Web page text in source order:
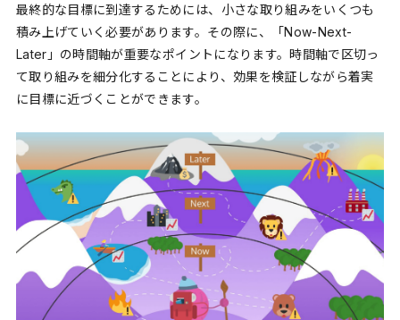
最終的な目標に到達するためには、小さな取り組みをいくつも
積み上げていく必要があります。その際に、「Now-Next-
Later」の時間軸が重要なポイントになります。時間軸で区切っ
て取り組みを細分化することにより、効果を検証しながら着実
に目標に近づくことができます。